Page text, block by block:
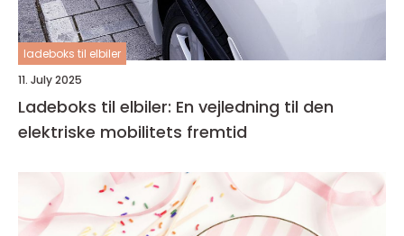
ladeboks til elbiler
11. July 2025
Ladeboks til elbiler: En vejledning til den
elektriske mobilitets fremtid